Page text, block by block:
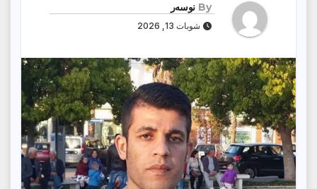
By نوسەر
شوبات 13, 2026